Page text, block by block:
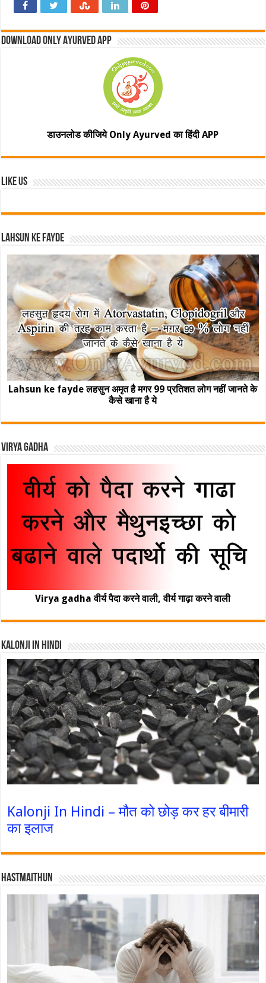
Download Only Ayurved App
डाउनलोड कीजिये Only Ayurved का हिंदी APP
Like Us
Lahsun ke fayde
Lahsun ke fayde लहसुन अमृत है मगर 99 प्रतिशत लोग नहीं जानते के
कैसे खाना है ये
Virya Gadha
Virya gadha वीर्य पैदा करने वाली, वीर्य गाढ़ा करने वाली
Kalonji In Hindi
Kalonji In Hindi – मौत को छोड़ कर हर बीमारी
का इलाज
Hastmaithun